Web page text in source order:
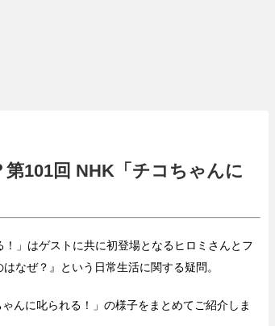
101回 NHK「チコちゃんに
」はゲストに共に初登場となるヒロミさんとフ
なぜ？』という日常生活に関する疑問。
んに叱られる！」の様子をまとめてご紹介しま